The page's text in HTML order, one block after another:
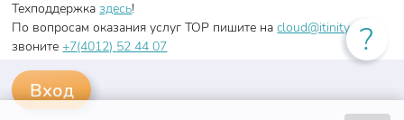
?
Техподдержказдесь!
По вопросам оказания услуг ТОР пишите наcloud@itinity.org(link
sends
e-
звоните+7(4012) 52 44 07